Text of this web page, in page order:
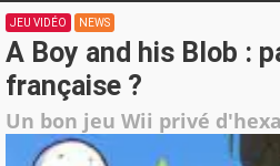
JEU VIDÉO NEWS
A Boy and his Blob :
française ?
Un bon jeu Wii privé